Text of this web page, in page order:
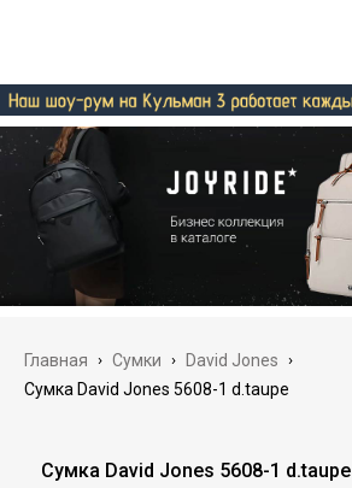
Главная › Сумки › David Jones ›
Сумка David Jones 5608-1 d.taupe
Сумка David Jones 5608-1 d.taupe